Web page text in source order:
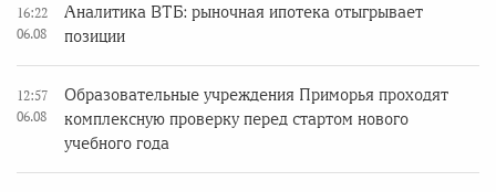
16:22
06.08
Аналитика ВТБ: рыночная ипотека отыгрывает
позиции
12:57
06.08
Образовательные учреждения Приморья проходят
комплексную проверку перед стартом нового
учебного года